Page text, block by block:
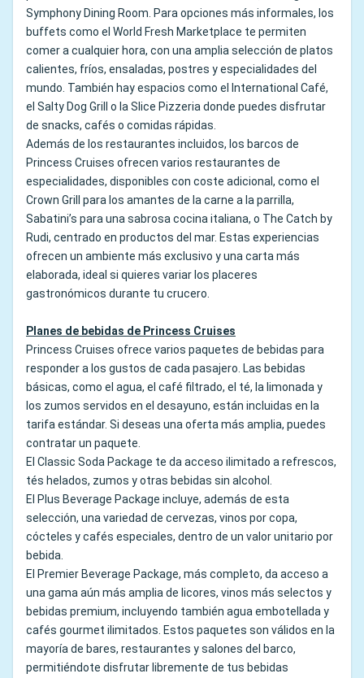
Symphony Dining Room. Para opciones más informales, los
buffets como el World Fresh Marketplace te permiten
comer a cualquier hora, con una amplia selección de platos
calientes, fríos, ensaladas, postres y especialidades del
mundo. También hay espacios como el International Café,
el Salty Dog Grill o la Slice Pizzeria donde puedes disfrutar
de snacks, cafés o comidas rápidas.
Además de los restaurantes incluidos, los barcos de
Princess Cruises ofrecen varios restaurantes de
especialidades, disponibles con coste adicional, como el
Crown Grill para los amantes de la carne a la parrilla,
Sabatini’s para una sabrosa cocina italiana, o The Catch by
Rudi, centrado en productos del mar. Estas experiencias
ofrecen un ambiente más exclusivo y una carta más
elaborada, ideal si quieres variar los placeres
gastronómicos durante tu crucero.
Planes de bebidas de Princess Cruises
Princess Cruises ofrece varios paquetes de bebidas para
responder a los gustos de cada pasajero. Las bebidas
básicas, como el agua, el café filtrado, el té, la limonada y
los zumos servidos en el desayuno, están incluidas en la
tarifa estándar. Si deseas una oferta más amplia, puedes
contratar un paquete.
El Classic Soda Package te da acceso ilimitado a refrescos,
tés helados, zumos y otras bebidas sin alcohol.
El Plus Beverage Package incluye, además de esta
selección, una variedad de cervezas, vinos por copa,
cócteles y cafés especiales, dentro de un valor unitario por
bebida.
El Premier Beverage Package, más completo, da acceso a
una gama aún más amplia de licores, vinos más selectos y
bebidas premium, incluyendo también agua embotellada y
cafés gourmet ilimitados. Estos paquetes son válidos en la
mayoría de bares, restaurantes y salones del barco,
permitiéndote disfrutar libremente de tus bebidas